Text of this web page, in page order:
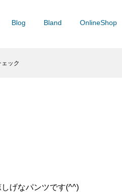
Blog Bland OnlineShop
ック
げなパンツです(^^)